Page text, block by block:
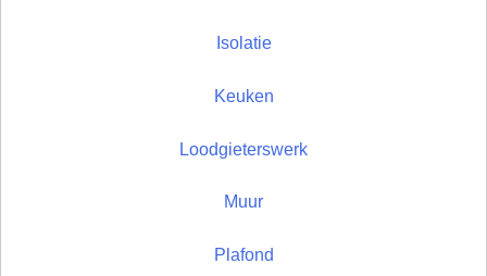
Isolatie
Keuken
Loodgieterswerk
Muur
Plafond